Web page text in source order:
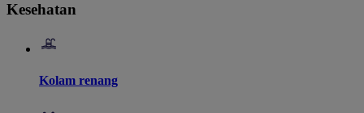
Kesehatan
Kolam renang